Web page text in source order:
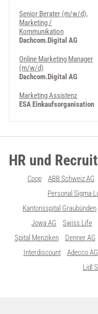
Senior Berater (m/w/d),
Marketing /
Kommunikation
Dachcom.Digital AG
Online Marketing Manager
(m/w/d)
Dachcom.Digital AG
Marketing Assistenz
ESA Einkaufsorganisation
HR und
Coop ABB Schweiz AG
Personal Sigma
Kantonsspital Graubünden
Jowa AG
Swiss Life
Spital Menziken
Denner AG
Interdiscount
Adecco AG
Lidl